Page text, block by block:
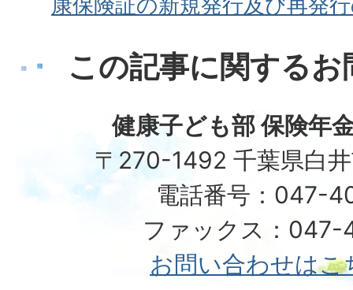
この記事に関する
健康子ども部 保険年
〒270-1492 千葉県白
電話番号：047-
ファックス：047-
お問い合わせはこ